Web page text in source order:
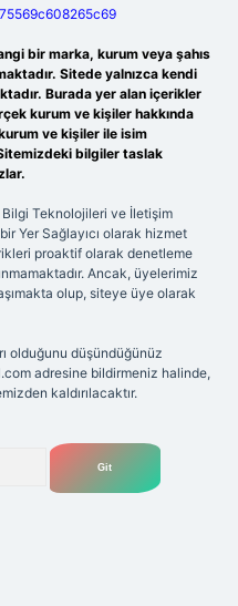
bir marka, kurum veya şahıs
Sitede yalnızca kendi
Burada yer alan içerikler
kurum ve kişiler hakkında
ve kişiler ile isim
bilgiler taslak
Bilgi Teknolojileri ve İletişim
Yer Sağlayıcı olarak hizmet
proaktif olarak denetleme
Ancak, üyelerimiz
olup, siteye üye olarak
olduğunu düşündüğünüz
adresine bildirmeniz halinde,
kaldırılacaktır.